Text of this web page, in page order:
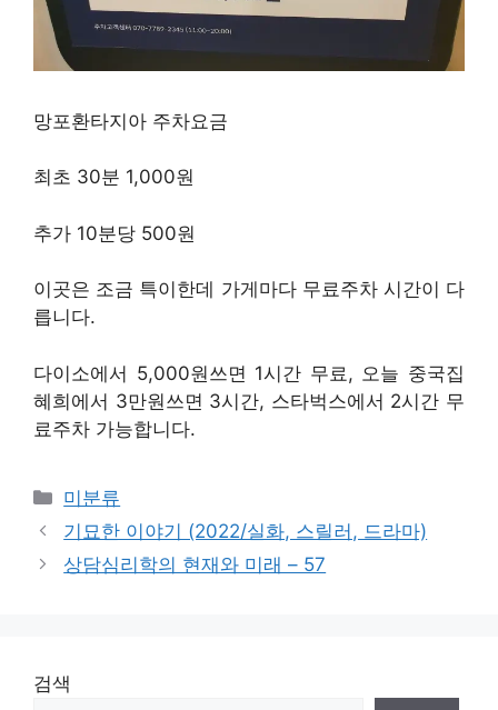
망포환타지아 주차요금
최초 30분 1,000원
추가 10분당 500원
이곳은 조금 특이한데 가게마다 무료주차 시간이 다
릅니다.
다이소에서 5,000원쓰면 1시간 무료, 오늘 중국집
혜희에서 3만원쓰면 3시간, 스타벅스에서 2시간 무
료주차 가능합니다.
Categories
미분류
기묘한 이야기 ​​(2022/실화, 스릴러, 드라마)
상담심리학의 현재와 미래 – 57
검색